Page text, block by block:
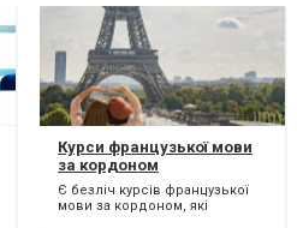
Курси французької мови
за кордоном
Є безліч курсів французької
мови за кордоном, які